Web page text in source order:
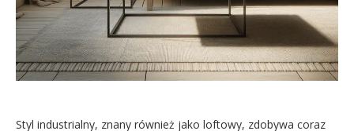
Styl industrialny, znany również jako loftowy, zdobywa coraz